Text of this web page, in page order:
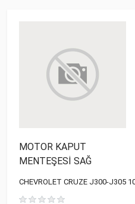
MOTOR KAPUT
MENTEŞESİ SAĞ
CHEVROLET CRUZE J300-J305